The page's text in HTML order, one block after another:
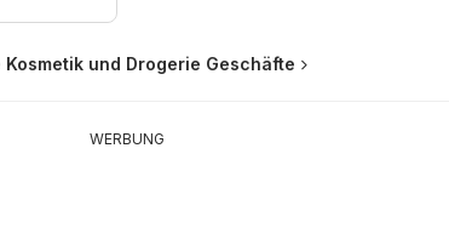
Kosmetik und Drogerie Geschäfte
WERBUNG